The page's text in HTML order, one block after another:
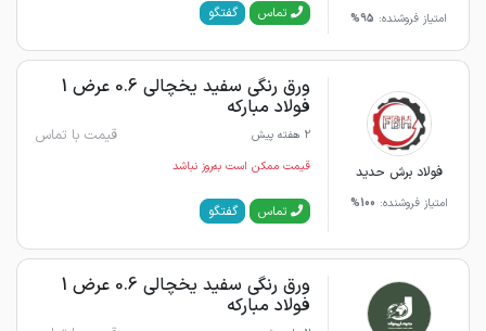
امتیاز فروشنده: 95% تماس گفتگو
فولاد برش حدید
امتیاز فروشنده: 100%
ورق رنگی سفید یخچالی 0.6 عرض 1
فولاد مبارکه
2 هفته پیش قیمت با تماس
قیمت ممکن است به‌روز نباشد
تماس گفتگو
ورق رنگی سفید یخچالی 0.6 عرض 1
فولاد مبارکه